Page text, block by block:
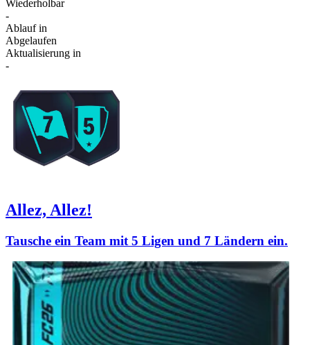
Wiederholbar
-
Ablauf in
Abgelaufen
Aktualisierung in
-
Allez, Allez!
Tausche ein Team mit 5 Ligen und 7 Ländern ein.